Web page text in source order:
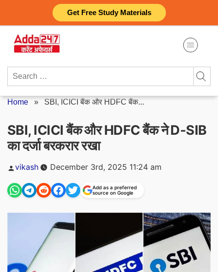
Get Free Study Materials
content
Search
Home » SBI, ICICI बैंक और HDFC बैंक...
SBI, ICICI बैंक और HDFC बैंक ने D-SIB
का दर्जा बरकरार रखा
Posted
vikash December 3rd, 2025 11:24 am
Add as a preferred
source on Google